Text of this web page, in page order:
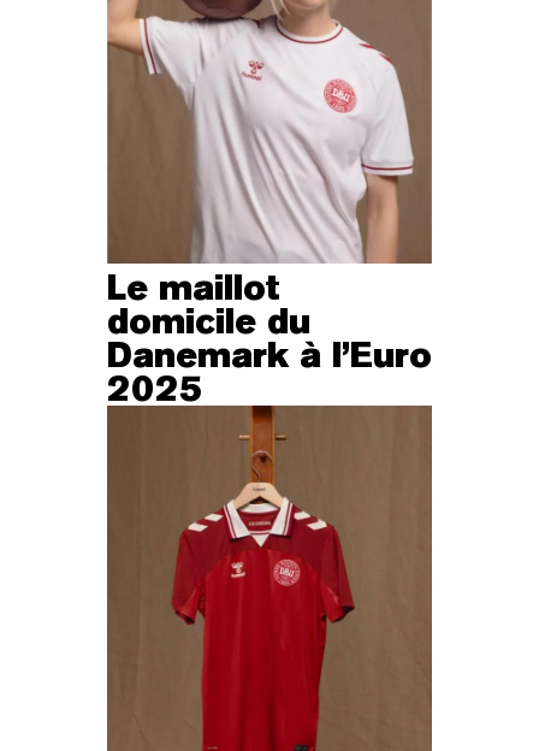
Le maillot
domicile du
Danemark à l’Euro
2025